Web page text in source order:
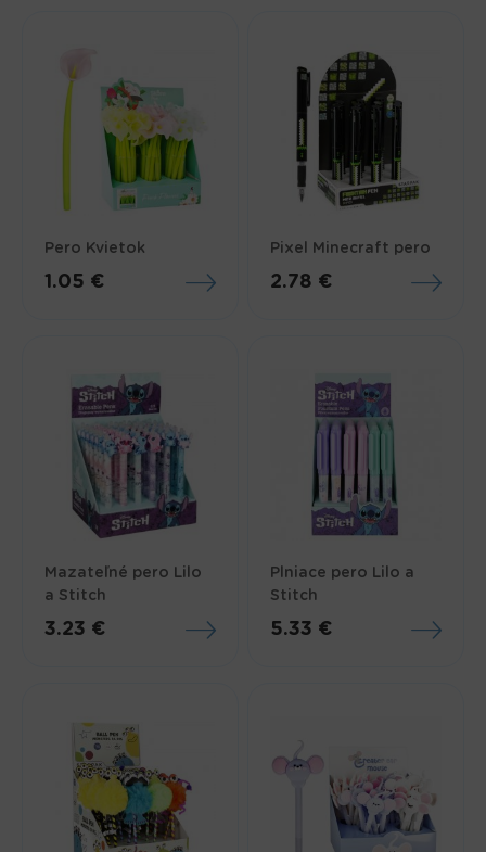
Pero Kvietok
1.05 €
Pixel Minecraft pero
2.78 €
Mazateľné pero Lilo
a Stitch
3.23 €
Plniace pero Lilo a
Stitch
5.33 €